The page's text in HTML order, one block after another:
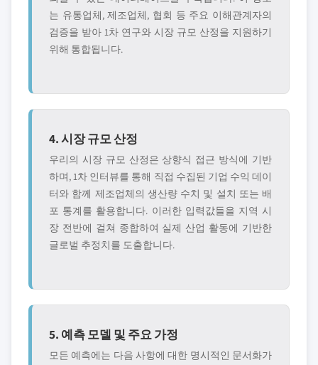
는 유통업체, 제조업체, 협회 등 주요 이해관계자의
검증을 받아 1차 연구와 시장 규모 산정을 지원하기
위해 통합됩니다.
4. 시장 규모 산정
우리의 시장 규모 산정은 상향식 접근 방식에 기반
하며, 1차 인터뷰를 통해 직접 수집된 기업 수익 데이
터와 함께 제조업체의 생산량 수치 및 설치 또는 배
포 통계를 활용합니다. 이러한 입력값들을 지역 시
장 전반에 걸쳐 종합하여 실제 산업 활동에 기반한
글로벌 추정치를 도출합니다.
5. 예측 모델 및 주요 가정
모든 예측에는 다음 사항에 대한 명시적인 문서화가